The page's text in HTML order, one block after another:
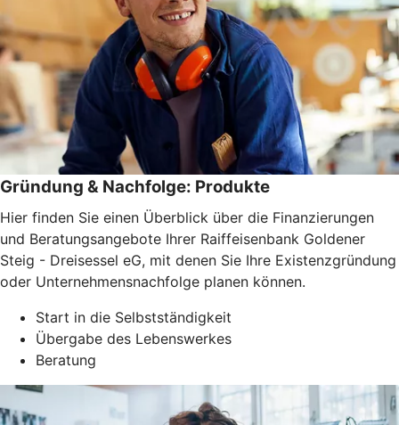
Gründung & Nachfolge: Produkte
Hier finden Sie einen Überblick über die Finanzierungen
und Beratungsangebote Ihrer Raiffeisenbank Goldener
Steig - Dreisessel eG, mit denen Sie Ihre Existenzgründung
oder Unternehmensnachfolge planen können.
Start in die Selbstständigkeit
Übergabe des Lebenswerkes
Beratung